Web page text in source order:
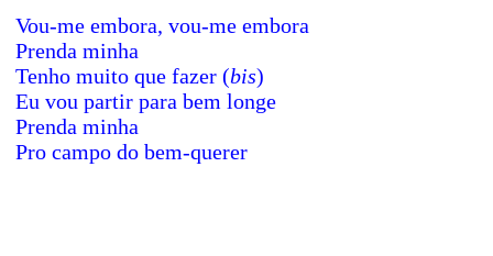
Vou-me embora, vou-me embora
Prenda minha
Tenho muito que fazer (bis)
Eu vou partir para bem longe
Prenda minha
Pro campo do bem-querer